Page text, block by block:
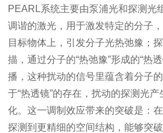
PEARL系统主要由泵浦光和探测光
调谐的激光，用于激发特定的分子
目标物体上，引发分子光热弛豫；
描，通过分子的“热弛豫”形成的“热
播，这种扰动的信号里蕴含着分子
于“热透镜”的存在，扰动的探测光
化。这一调制效应带来的突破是：
探测到更精细的空间结构，能够突